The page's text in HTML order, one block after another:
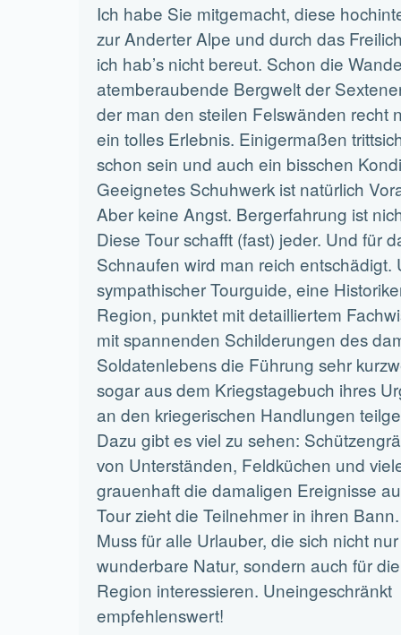
Ich habe Sie mitgemacht, diese
zur Anderter Alpe und durch das
ich hab’s nicht bereut. Schon die
atemberaubende Bergwelt der
der man den steilen Felswänden recht
ein tolles Erlebnis. Einigermaßen
schon sein und auch ein bisschen
Geeignetes Schuhwerk ist natürlich
Aber keine Angst. Bergerfahrung ist
Diese Tour schafft (fast) jeder. Und für
Schnaufen wird man reich entschädigt.
sympathischer Tourguide, eine
Region, punktet mit detailliertem
mit spannenden Schilderungen des
Soldatenlebens die Führung sehr
sogar aus dem Kriegstagebuch ihres
an den kriegerischen Handlungen
Dazu gibt es viel zu sehen:
von Unterständen, Feldküchen und
grauenhaft die damaligen Ereignisse
Tour zieht die Teilnehmer in ihren
Muss für alle Urlauber, die sich nicht
wunderbare Natur, sondern auch für
Region interessieren. Uneingeschränkt
empfehlenswert!